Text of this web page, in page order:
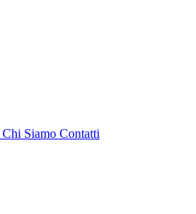
Chi Siamo Contatti